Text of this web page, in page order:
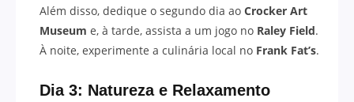
Além disso, dedique o segundo dia ao Crocker Art
Museum e, à tarde, assista a um jogo no Raley Field.
À noite, experimente a culinária local no Frank Fat’s.
Dia 3: Natureza e Relaxamento